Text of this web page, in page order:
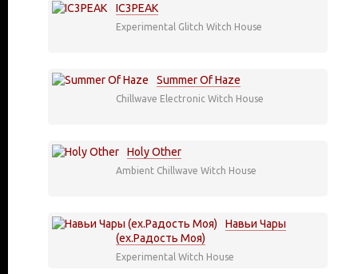
IC3PEAK
Experimental Glitch Witch House
Summer Of Haze
Chillwave Electronic Witch House
Holy Other
Ambient Chillwave Witch House
Навьи Чары
(ex.Радость Моя)
Experimental Witch House